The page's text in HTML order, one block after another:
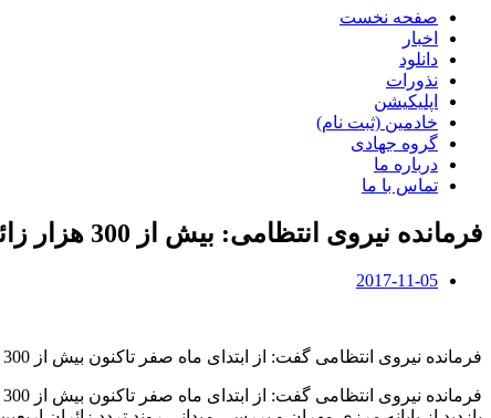
صفحه نخست
اخبار
دانلود
نذورات
اپلیکیشن
خادمین (ثبت نام)
گروه جهادی
درباره ما
تماس با ما
فرمانده نیروی انتظامی: بیش از 300 هزار زائر اربعین از مرز مهران به کشور بازگشتند
2017-11-05
فرمانده نیروی انتظامی گفت: از ابتدای ماه صفر تاکنون بیش از 300 هزار زائر اربعین حسینی از طریق مرز مهران وارد کشور شده‌ اند.